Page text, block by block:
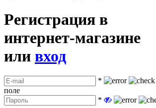
Регистрация в
интернет-магазине
или вход
*
поле
*